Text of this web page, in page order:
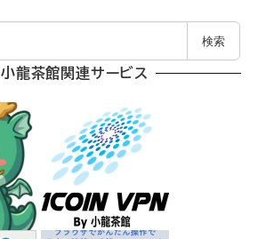
検索
小龍茶館関連サービス